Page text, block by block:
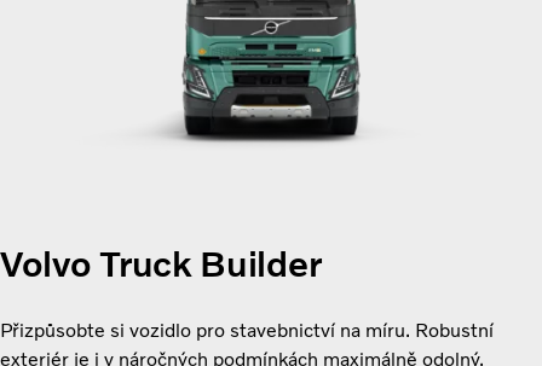
Volvo Truck Builder
Přizpůsobte si vozidlo pro stavebnictví na míru. Robustní
exteriér je i v náročných podmínkách maximálně odolný.